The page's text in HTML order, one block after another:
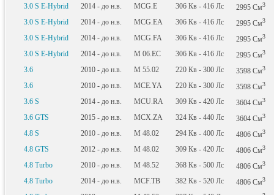
3.0 S E-Hybrid 2014 - до н.в. MCG.E 306 Кв - 416 Лс 2995 См3
3.0 S E-Hybrid 2014 - до н.в. MCG.EA 306 Кв - 416 Лс 2995 См3
3.0 S E-Hybrid 2014 - до н.в. MCG.FA 306 Кв - 416 Лс 2995 См3
3.0 S E-Hybrid 2014 - до н.в. M 06.EC 306 Кв - 416 Лс 2995 См3
3.6 2010 - до н.в. M 55.02 220 Кв - 300 Лс 3598 См3
3.6 2010 - до н.в. MCE.YA 220 Кв - 300 Лс 3598 См3
3.6 S 2014 - до н.в. MCU.RA 309 Кв - 420 Лс 3604 См3
3.6 GTS 2015 - до н.в. MCX.ZA 324 Кв - 440 Лс 3604 См3
4.8 S 2010 - до н.в. M 48.02 294 Кв - 400 Лс 4806 См3
4.8 GTS 2012 - до н.в. M 48.02 309 Кв - 420 Лс 4806 См3
4.8 Turbo 2010 - до н.в. M 48.52 368 Кв - 500 Лс 4806 См3
4.8 Turbo 2014 - до н.в. MCF.TB 382 Кв - 520 Лс 4806 См3